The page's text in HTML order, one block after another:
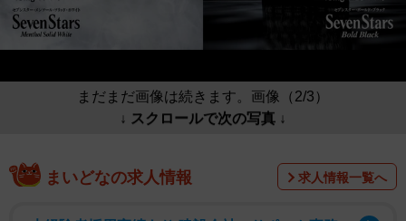
まだまだ画像は続きます。画像（2/3）
↓ スクロールで次の写真 ↓
まいどなの求人情報 求人情報一覧へ